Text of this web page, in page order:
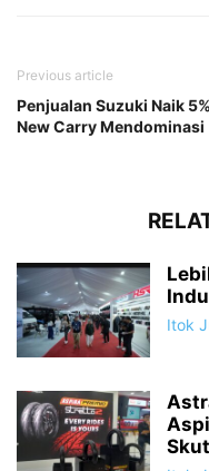
Previous article
Penjualan Suzuki Naik
New Carry Mendominasi
Itok